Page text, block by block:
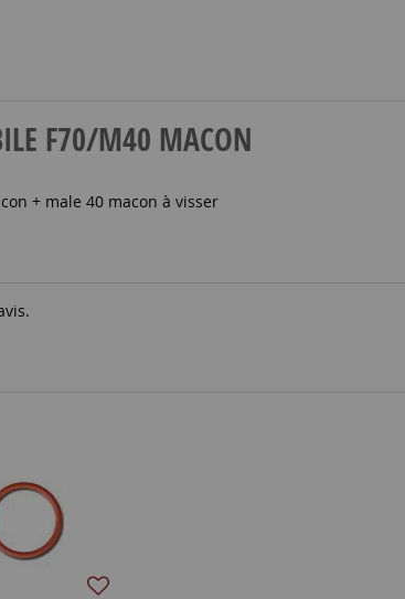
F70/M40 MACON
+ male 40 macon à visser